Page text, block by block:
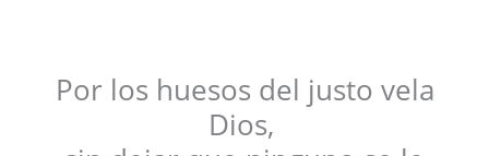
Por los huesos del justo vela
Dios,